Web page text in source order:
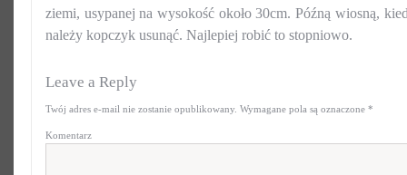
ziemi, usypanej na wysokość około 30cm. Późną wiosną,
należy kopczyk usunąć. Najlepiej robić to stopniowo.
Leave a Reply
Twój adres e-mail nie zostanie opublikowany. Wymagane pola są oznaczone *
Komentarz